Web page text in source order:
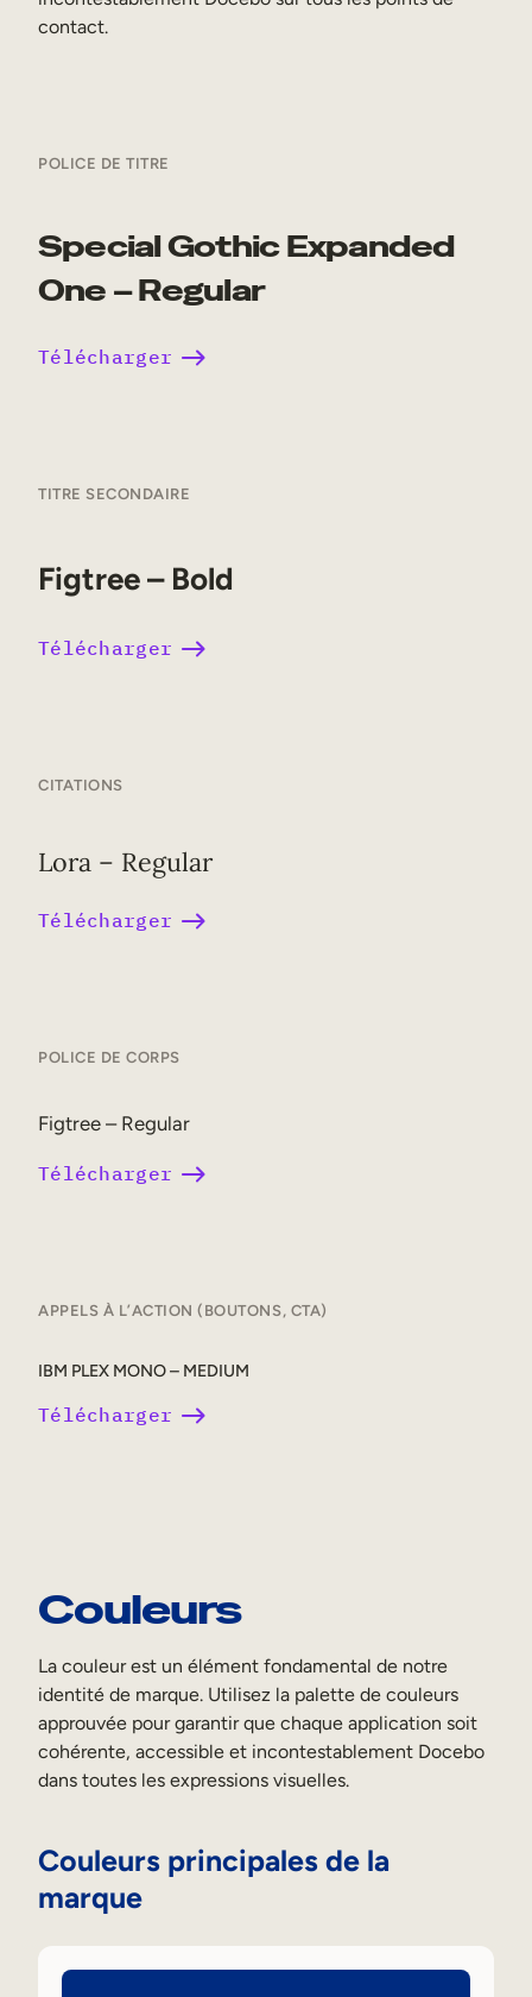
contact.
POLICE DE TITRE
Special Gothic Expanded
One – Regular
Télécharger
TITRE SECONDAIRE
Figtree – Bold
Télécharger
CITATIONS
Lora – Regular
Télécharger
POLICE DE CORPS
Figtree – Regular
Télécharger
APPELS À L’ACTION (BOUTONS, CTA)
IBM PLEX MONO – MEDIUM
Télécharger
Couleurs
La couleur est un élément fondamental de notre
identité de marque. Utilisez la palette de couleurs
approuvée pour garantir que chaque application soit
cohérente, accessible et incontestablement Docebo
dans toutes les expressions visuelles.
Couleurs principales de la
marque